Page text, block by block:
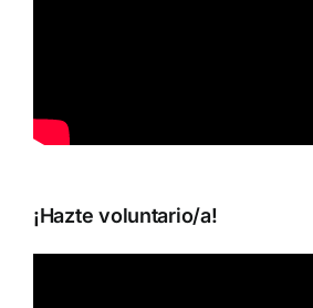
¡Hazte voluntario/a!